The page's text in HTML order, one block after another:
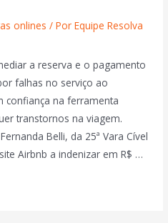
onlines / PorEquipe Resolva
a reserva e o pagamento
falhas no serviço ao
confiança na ferramenta
transtornos na viagem.
Belli, da 25ª Vara Cível
Airbnb a indenizar em R$ …